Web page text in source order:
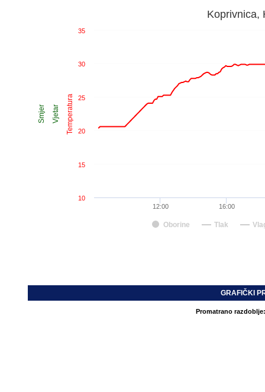
Temperatura
Vjetar
Smjer
Koprivnica,
Oborine Tlak
12:00 16:00
10
15
20
25
30
35
GRAFIČKI
Promatrano